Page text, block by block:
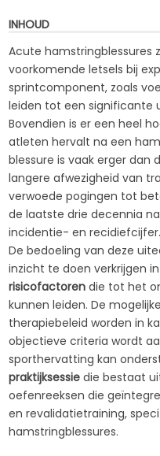
INHOUD
Acute hamstringblessures
voorkomende letsels bij
sprintcomponent, zoals
leiden tot een significante
Bovendien is er een heel
atleten hervalt na een
blessure is vaak erger dan
langere afwezigheid van
verwoede pogingen tot
de laatste drie decennia
incidentie- en recidiefcijfer.
De bedoeling van deze
inzicht te doen verkrijgen
risicofactoren die tot het
kunnen leiden. De
therapiebeleid worden in
objectieve criteria wordt
sporthervatting kan
praktijksessiedie bestaat
oefenreeksen die
en revalidatietraining,
hamstringblessures.